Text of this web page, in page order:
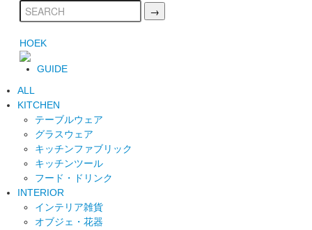
HOEK
GUIDE
ALL
KITCHEN
テーブルウェア
グラスウェア
キッチンファブリック
キッチンツール
フード・ドリンク
INTERIOR
インテリア雑貨
オブジェ・花器